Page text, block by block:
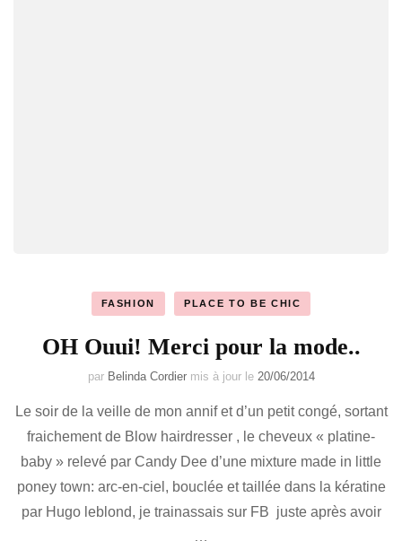
FASHION PLACE TO BE CHIC
OH Ouui! Merci pour la mode..
par Belinda Cordier mis à jour le 20/06/2014
Le soir de la veille de mon annif et d’un petit congé, sortant
fraichement de Blow hairdresser , le cheveux « platine-
baby » relevé par Candy Dee d’une mixture made in little
poney town: arc-en-ciel, bouclée et taillée dans la kératine
par Hugo leblond, je trainassais sur FB juste après avoir
…